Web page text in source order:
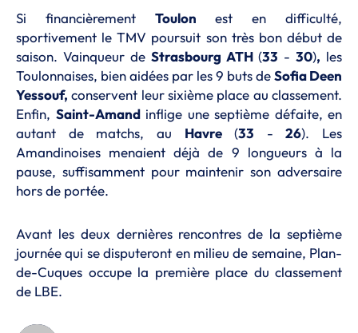
Si financièrement Toulon est en difficulté,
sportivement le TMV poursuit son très bon début de
saison. Vainqueur de Strasbourg ATH (33 - 30), les
Toulonnaises, bien aidées par les 9 buts deSofia Deen
Yessouf, conservent leur sixième place au classement.
Enfin, Saint-Amandinflige une septième défaite, en
autant de matchs, au Havre(33 -26). Les
Amandinoises menaient déjà de 9 longueurs à la
pause, suffisamment pour maintenir son adversaire
hors de portée.
Avant les deux dernières rencontres de la septième
journée qui se disputeront en milieu de semaine, Plan-
de-Cuques occupe la première place du classement
de LBE.